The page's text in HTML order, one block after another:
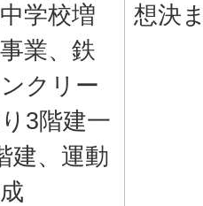
学校増
業、鉄
クリー
り3階建一
建、運動
想決